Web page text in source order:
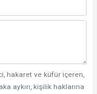
hakaret ve küfür içeren,
aykırı, kişilik haklarına